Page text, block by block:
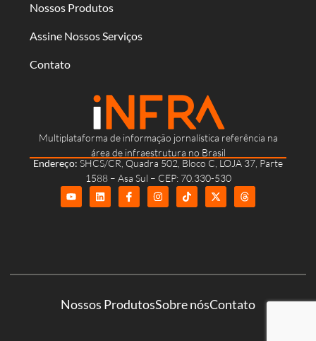
Multiplataforma de informação jornalística referência na
área de infraestrutura no Brasil
Endereço: SHCS/CR, Quadra 502, Bloco C, LOJA 37, Parte
1588 – Asa Sul – CEP: 70.330-530
Nossos Produtos
Assine Nossos Serviços
Contato
Nossos ProdutosSobre nósContato